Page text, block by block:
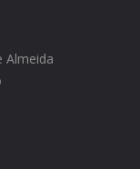
Almeida